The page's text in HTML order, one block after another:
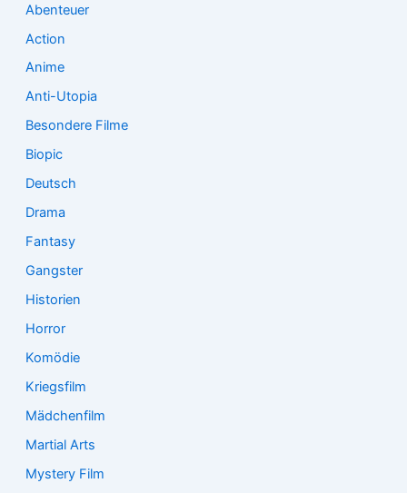
Abenteuer
Action
Anime
Anti-Utopia
Besondere Filme
Biopic
Deutsch
Drama
Fantasy
Gangster
Historien
Horror
Komödie
Kriegsfilm
Mädchenfilm
Martial Arts
Mystery Film